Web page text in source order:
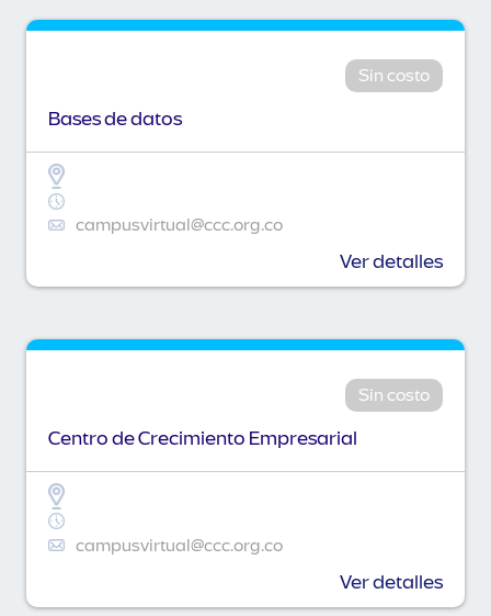
Sin costo
Bases de datos
campusvirtual@ccc.org.co
Ver detalles
Sin costo
Centro de Crecimiento Empresarial
campusvirtual@ccc.org.co
Ver detalles